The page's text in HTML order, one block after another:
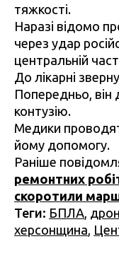
тяжкості.
Наразі відомо
через удар
центральній
До лікарні
Попередньо, він
контузію.
Медики
йому допомогу.
Раніше
ремонтних
скоротили
Теги: БПЛА дрон
херсонщина